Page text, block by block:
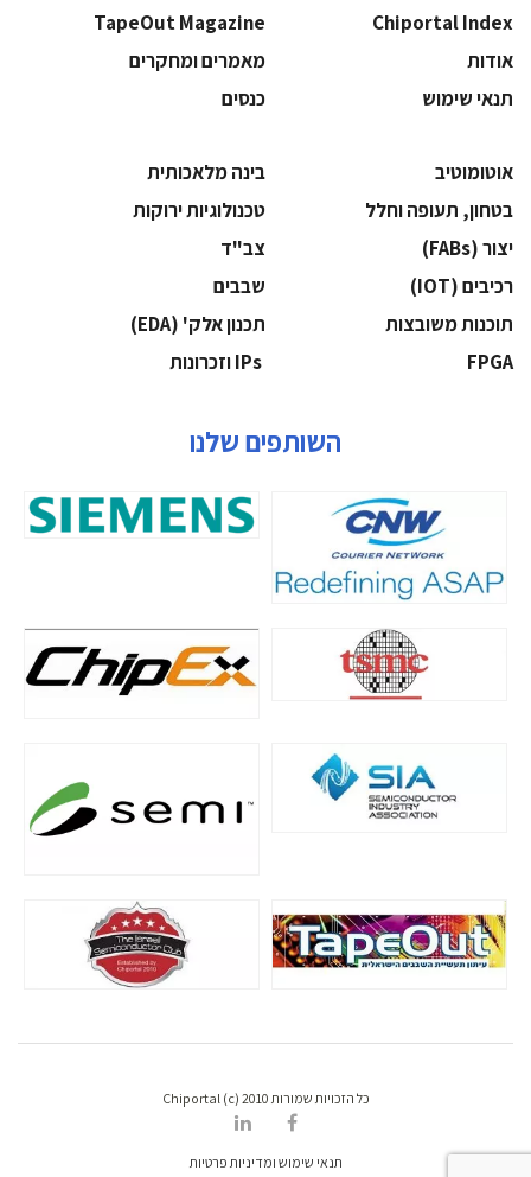
Chiportal Index
TapeOut Magazine
אודות
מאמרים ומחקרים
תנאי שימוש
כנסים
אוטומוטיב
בינה מלאכותית
בטחון, תעופה וחלל
‫טכנולוגיות ירוקות‬
‫יצור (‪(FABs‬‬
‫צב"ד‬
‫רכיבים‬ (IOT)
‫שבבים‬
‫תוכנות משובצות‬
‫תכנון אלק' (‪(EDA‬‬
‫‪FPGA‬‬
השותפים שלנו
כל הזכויות שמורות Chiportal (c) 2010
תנאי שימוש ומדיניות פרטיות